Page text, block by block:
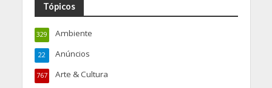
Tópicos
Ambiente
329
Anúncios
22
Arte & Cultura
767